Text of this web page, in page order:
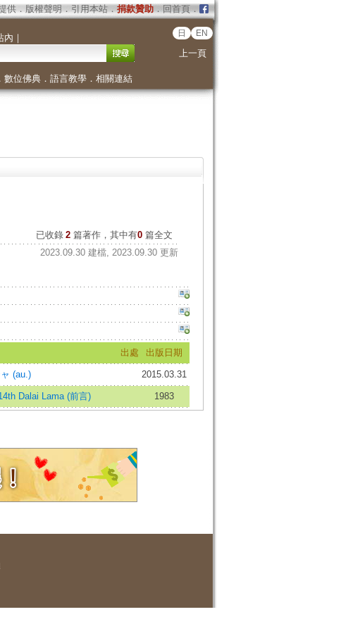
供． 版權聲明 ． 引用本站． 捐款贊助．回首頁．
內 ｜ 日 EN
上一頁
數位佛典． 語言教學． 相關連結
已收錄 2 篇著作，其中有0篇全文
2023.09.30 建檔, 2023.09.30 更新
出處 出版日期
(au.) 2015.03.31
Dalai Lama (前言) 1983